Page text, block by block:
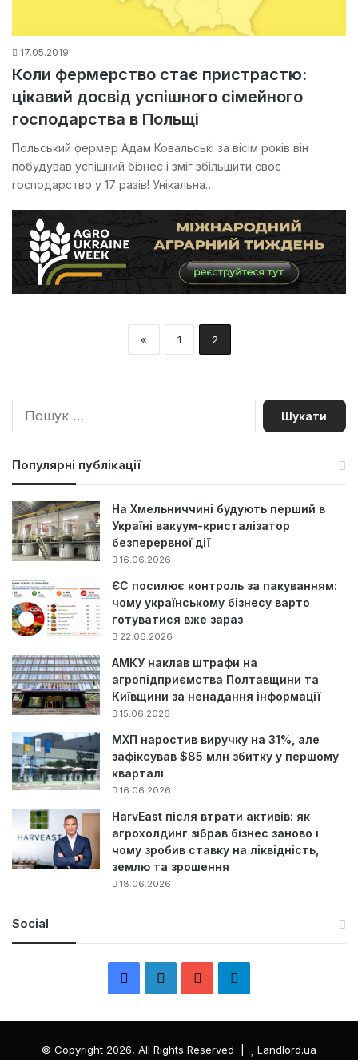
17.05.2019
Коли фермерство стає пристрастю:
цікавий досвід успішного сімейного
господарства в Польщі
Польський фермер Адам Ковальські за вісім років він
побудував успішний бізнес і зміг збільшити своє
господарство у 17 разів! Унікальна…
« 1 2
П
Популярні публікації
На Хмельниччині будують перший в
Україні вакуум-кристалізатор
безперервної дії
16.06.2026
ЄС посилює контроль за пакуванням:
чому українському бізнесу варто
готуватися вже зараз
22.06.2026
АМКУ наклав штрафи на
агропідприємства Полтавщини та
Київщини за ненадання інформації
15.06.2026
МХП наростив виручку на 31%, але
зафіксував $85 млн збитку у першому
кварталі
16.06.2026
HarvEast після втрати активів: як
агрохолдинг зібрав бізнес заново і
чому зробив ставку на ліквідність,
землю та зрошення
18.06.2026
Social
л
© Copyright 2026, All Rights Reserved | Landlord.ua